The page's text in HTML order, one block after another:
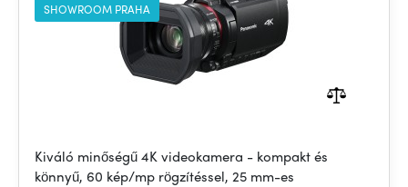
SHOWROOM PRAHA
Kiváló minőségű 4K videokamera - kompakt és
könnyű, 60 kép/mp rögzítéssel, 25 mm-es